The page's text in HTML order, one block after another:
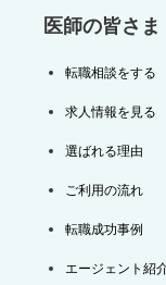
医師の皆さま
転職相談をする
求人情報を見る
選ばれる理由
ご利用の流れ
転職成功事例
エージェント紹